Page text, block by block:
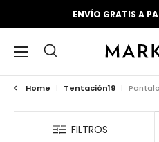
ENVÍO GRATIS A
Home | Tentación19 |
FILTROS